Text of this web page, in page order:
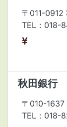
〒011-0912
TEL：018-
秋田銀行
〒010-1637
TEL：018-